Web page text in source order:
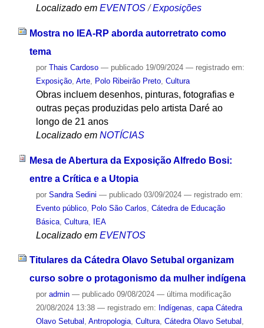
Localizado em EVENTOS /Exposições
Mostra no IEA-RP aborda autorretrato como
tema
por Thais Cardoso — publicado19/09/2024 — registrado em:
Exposição, Arte, Polo Ribeirão Preto, Cultura
Obras incluem desenhos, pinturas, fotografias e
outras peças produzidas pelo artista Daré ao
longo de 21 anos
Localizado em NOTÍCIAS
Mesa de Abertura da Exposição Alfredo Bosi:
entre a Crítica e a Utopia
por Sandra Sedini — publicado03/09/2024 — registrado em:
Evento público, Polo São Carlos Cátedra de Educação
Básica, Cultura, IEA
Localizado em EVENTOS
Titulares da Cátedra Olavo Setubal organizam
curso sobre o protagonismo da mulher indígena
por admin — publicado09/08/2024 — última modificação
20/08/2024 13:38 — registrado em: Indígenas, capa Cátedra
Olavo Setubal , Antropologia, Cultura, Cátedra Olavo Setubal ,